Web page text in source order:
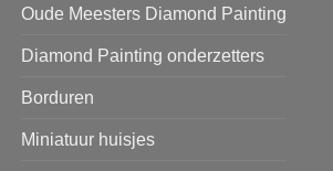
Oude Meesters Diamond Painting
Diamond Painting onderzetters
Borduren
Miniatuur huisjes